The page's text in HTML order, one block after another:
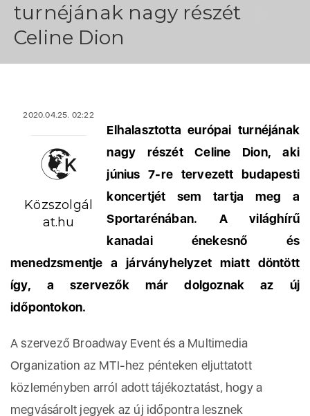
turnéjának nagy részét
Celine Dion
2020.04.25. 02:22
Közszolgál
at.hu
Elhalasztotta európai turnéjának
nagy részét Celine Dion, aki
június 7-re tervezett budapesti
koncertjét sem tartja meg a
Sportarénában. A világhírű
kanadai énekesnő és
menedzsmentje a járványhelyzet miatt döntött
így, a szervezők már dolgoznak az új
időpontokon.
A szervező Broadway Event és a Multimedia
Organization az MTI-hez pénteken eljuttatott
közleményben arról adott tájékoztatást, hogy a
megvásárolt jegyek az új időpontra lesznek